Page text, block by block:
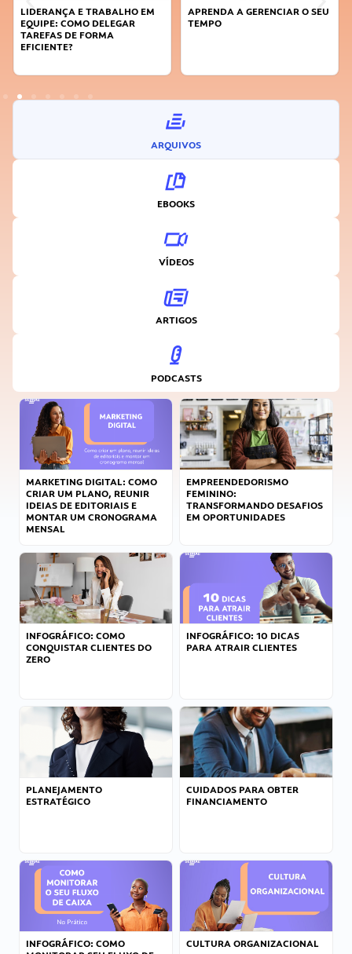
LIDERANÇA E TRABALHO EM
EQUIPE: COMO DELEGAR
TAREFAS DE FORMA
EFICIENTE?
APRENDA A GERENCIAR O SEU
TEMPO
ARQUIVOS
EBOOKS
VÍDEOS
ARTIGOS
PODCASTS
MARKETING DIGITAL: COMO
CRIAR UM PLANO, REUNIR
IDEIAS DE EDITORIAIS E
MONTAR UM CRONOGRAMA
MENSAL
EMPREENDEDORISMO
FEMININO:
TRANSFORMANDO DESAFIOS
EM OPORTUNIDADES
INFOGRÁFICO: COMO
CONQUISTAR CLIENTES DO
ZERO
INFOGRÁFICO: 10 DICAS
PARA ATRAIR CLIENTES
PLANEJAMENTO
ESTRATÉGICO
CUIDADOS PARA OBTER
FINANCIAMENTO
INFOGRÁFICO: COMO
CULTURA ORGANIZACIONAL